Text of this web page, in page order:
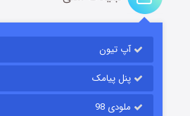
آپ تیون
پنل پیامک
ملودی 98